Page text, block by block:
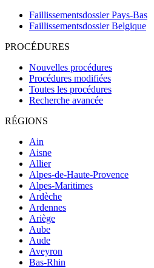
Faillissementsdossier Pays-Bas
Faillissementsdossier Belgique
PROCÉDURES
Nouvelles procédures
Procédures modifiées
Toutes les procédures
Recherche avancée
RÉGIONS
Ain
Aisne
Allier
Alpes-de-Haute-Provence
Alpes-Maritimes
Ardèche
Ardennes
Ariège
Aube
Aude
Aveyron
Bas-Rhin